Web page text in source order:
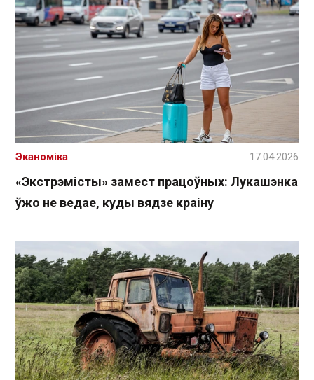
«Экстрэмісты» замест працоўных: Лукашэнка
ўжо не ведае, куды вядзе краіну
Эканоміка 17.04.2026